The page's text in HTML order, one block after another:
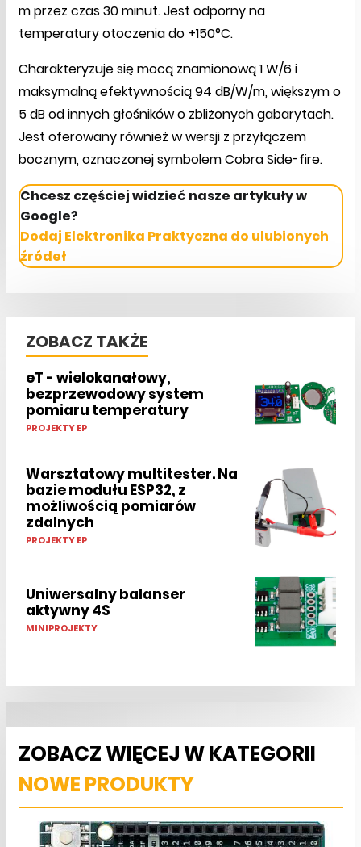
m przez czas 30 minut. Jest odporny na
temperatury otoczenia do +150°C.
Charakteryzuje się mocą znamionową 1 W/6 i
maksymalną efektywnością 94 dB/W/m, większym o
5 dB od innych głośników o zbliżonych gabarytach.
Jest oferowany również w wersji z przyłączem
bocznym, oznaczonej symbolem Cobra Side-fire.
Chcesz częściej widzieć nasze artykuły w
Google?
Dodaj Elektronika Praktyczna do ulubionych
źródeł
ZOBACZ TAKŻE
eT - wielokanałowy,
bezprzewodowy system
pomiaru temperatury
PROJEKTY EP
Warsztatowy multitester. Na
bazie modułu ESP32, z
możliwością pomiarów
zdalnych
PROJEKTY EP
Uniwersalny balanser
aktywny 4S
MINIPROJEKTY
ZOBACZ WIĘCEJ W KATEGORII
NOWE PRODUKTY